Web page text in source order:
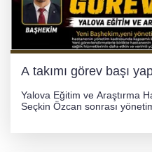
A takımı görev başı
Yalova Eğitim ve Araştırma
Seçkin Özcan sonrası